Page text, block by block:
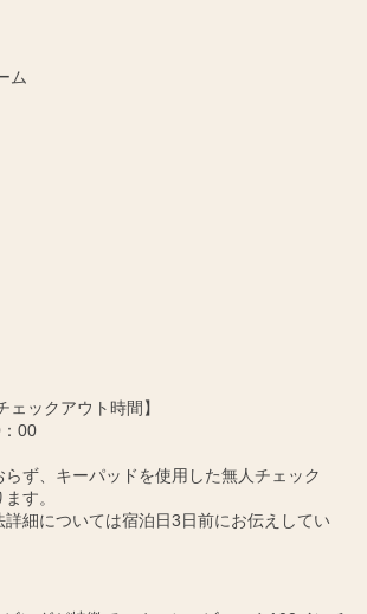
ム
ェックアウト時間】
00
ず、キーパッドを使用した無人チェック
す。
詳細については宿泊日3日前にお伝えしてい